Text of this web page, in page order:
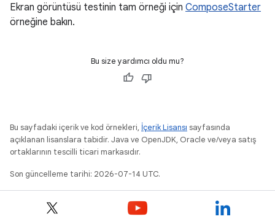
Ekran görüntüsü testinin tam örneği için ComposeStarter
örneğine bakın.
Bu size yardımcı oldu mu?
Bu sayfadaki içerik ve kod örnekleri, İçerik Lisansı sayfasında
açıklanan lisanslara tabidir. Java ve OpenJDK, Oracle ve/veya satış
ortaklarının tescilli ticari markasıdır.
Son güncelleme tarihi: 2026-07-14 UTC.